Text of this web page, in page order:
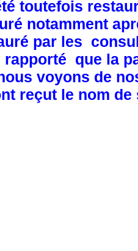
toutefois
notamment
par les
que la
voyons de
reçut le nom